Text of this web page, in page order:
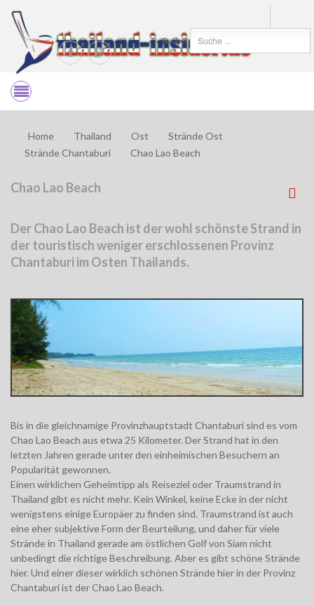
Suchen
Home Thailand Ost
Strände Ost
Strände Chantaburi
Chao Lao Beach
Chao Lao Beach
Der Chao Lao Beach ist der wohl schönste Strand in
der touristisch weniger erschlossenen Provinz
Chantaburi im Osten Thailands.
Bis in die gleichnamige Provinzhauptstadt Chantaburi sind es vom
Chao Lao Beach aus etwa 25 Kilometer. Der Strand hat in den
letzten Jahren gerade unter den einheimischen Besuchern an
Popularität gewonnen.
Einen wirklichen Geheimtipp als Reiseziel oder Traumstrand in
Thailand gibt es nicht mehr. Kein Winkel, keine Ecke in der nicht
wenigstens einige Europäer zu finden sind. Traumstrand ist auch
eine eher subjektive Form der Beurteilung, und daher für viele
Strände in Thailand gerade am östlichen Golf von Siam nicht
unbedingt die richtige Beschreibung. Aber es gibt schöne Strände
hier. Und einer dieser wirklich schönen Strände hier in der Provinz
Chantaburi ist der Chao Lao Beach.